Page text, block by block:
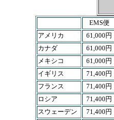
EMS便
アメリカ
61,000円
カナダ
61,000円
メキシコ
61,000円
イギリス
71,400円
フランス
71,400円
ロシア
71,400円
スウェーデン
71,400円